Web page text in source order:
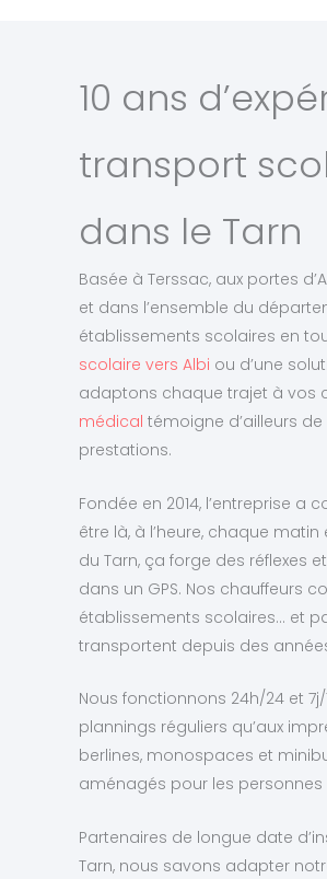
10 ans
transport
dans le Tarn
Basée à Terssac, aux portes
et dans l’ensemble du
établissements scolaires en
scolaire vers Albi ou d’une
adaptons chaque trajet à vos
médical témoigne d’ailleurs
prestations.
Fondée en 2014, l’entreprise
être là, à l’heure, chaque
du Tarn, ça forge des réflexes
dans un GPS. Nos chauffeurs
établissements scolaires… et
transportent depuis des
Nous fonctionnons 24h/24 et
plannings réguliers qu’aux
berlines, monospaces et
aménagés pour les
Partenaires de longue date
Tarn, nous savons adapter